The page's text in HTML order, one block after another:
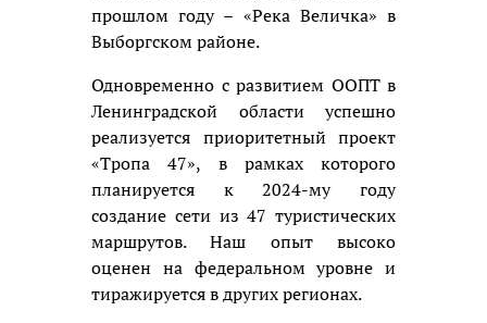
прошлом году – «Река Величка» в
Выборгском районе.
Одновременно с развитием ООПТ в
Ленинградской области успешно
реализуется приоритетный проект
«Тропа 47», в рамках которого
планируется к 2024-му году
создание сети из 47 туристических
маршрутов. Наш опыт высоко
оценен на федеральном уровне и
тиражируется в других регионах.